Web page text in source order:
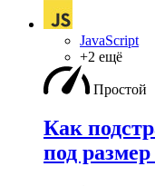
JavaScript
+2 ещё
Простой
Как
под